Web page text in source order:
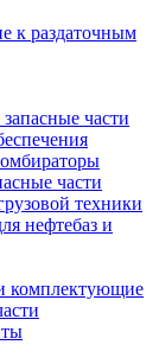
к раздаточным
части
части
техники
нефтебаз и
комплектующие